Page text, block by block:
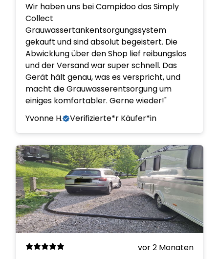
Wir haben uns bei Campidoo das Simply
Collect
Grauwassertankentsorgungssystem
gekauft und sind absolut begeistert. Die
Abwicklung über den Shop lief reibungslos
und der Versand war super schnell. Das
Gerät hält genau, was es verspricht, und
macht die Grauwasserentsorgung um
einiges komfortabler. Gerne wieder!"
Yvonne H.
Verifizierte*r Käufer*in
vor 2 Monaten